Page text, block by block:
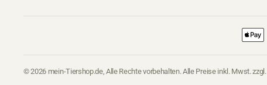
© 2026 mein-Tiershop.de, Alle Rechte vorbehalten. Alle Preise inkl. Mwst. zzgl.